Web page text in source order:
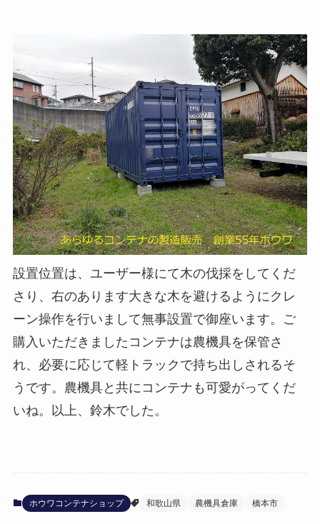
設置位置は、ユーザー様にて木の伐採をしてくだ
さり、右のあります大きな木を避けるようにクレ
ーン操作を行いまして無事設置で御座います。ご
購入いただきましたコンテナは農機具を保管さ
れ、必要に応じて軽トラックで持ち出しされるそ
うです。農機具と共にコンテナも可愛がってくだ
いね。以上、鈴木でした。
ホウワコンテナショップ 和歌山県 農機具倉庫 橋本市